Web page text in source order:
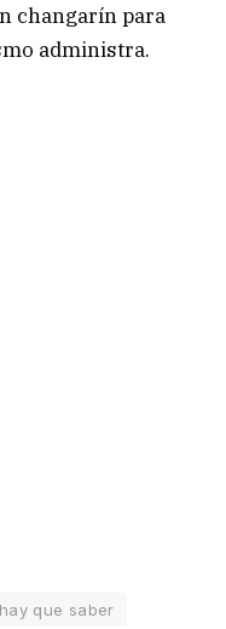
changarín para
administra.
que saber